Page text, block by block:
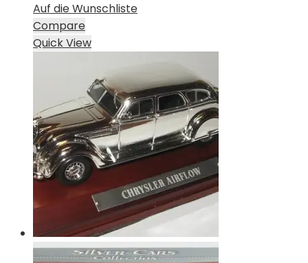
Auf die Wunschliste
Compare
Quick View